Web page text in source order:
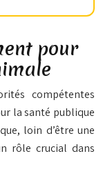
pour
compétentes
la santé publique
loin d’être une
rôle crucial dans